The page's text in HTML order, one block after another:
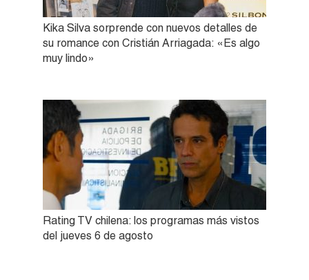
Kika Silva sorprende con nuevos detalles de
su romance con Cristián Arriagada: «Es algo
muy lindo»
Rating TV chilena: los programas más vistos
del jueves 6 de agosto